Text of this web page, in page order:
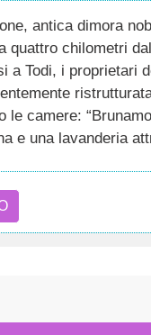
antica dimora
quattro chilometri
a Todi, i proprietari
camere:
e una lavanderia